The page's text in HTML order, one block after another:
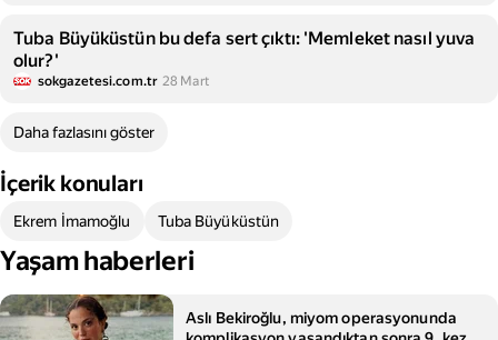
Tuba Büyüküstün bu defa sert çıktı: 'Memleket nasıl yuva
olur?'
sokgazetesi.com.tr 28 Mart
Daha fazlasını göster
İçerik konuları
Ekrem İmamoğlu Tuba Büyüküstün
Yaşam haberleri
Aslı Bekiroğlu, miyom operasyonunda